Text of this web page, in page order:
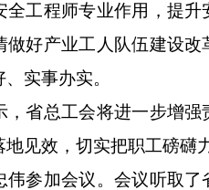
全工程师专业作用，提
做好产业工人队伍建设
实事办实。
总工会将进一步增强
见效，切实把职工磅礴
加会议。会议听取了